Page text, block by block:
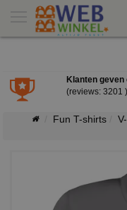
Klanten geven
(reviews: 3201 )
Fun T-shirts